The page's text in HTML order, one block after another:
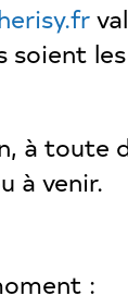
à toute
à venir.
: